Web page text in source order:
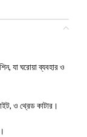
যা ঘরোয়া ব্যবহার ও
ও থ্রেড কাটার।